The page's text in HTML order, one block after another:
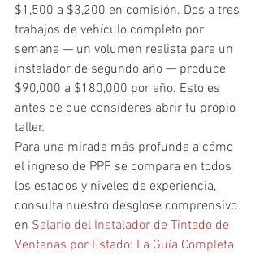
$1,500 a $3,200 en comisión. Dos a tres
trabajos de vehículo completo por
semana — un volumen realista para un
instalador de segundo año — produce
$90,000 a $180,000 por año. Esto es
antes de que consideres abrir tu propio
taller.
Para una mirada más profunda a cómo
el ingreso de PPF se compara en todos
los estados y niveles de experiencia,
consulta nuestro desglose comprensivo
en Salario del Instalador de Tintado de
Ventanas por Estado: La Guía Completa